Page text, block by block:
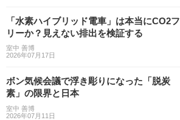
「水素ハイブリッド電車」は本当にCO2フ
リーか？見えない排出を検証する
室中 善博
2026年07月17日
ボン気候会議で浮き彫りになった「脱炭
素」の限界と日本
室中 善博
2026年07月11日